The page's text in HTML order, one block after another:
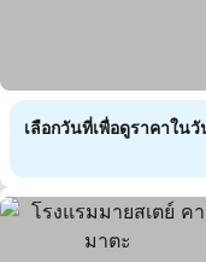
เลือกวันที่เพื่อดูราคาใน